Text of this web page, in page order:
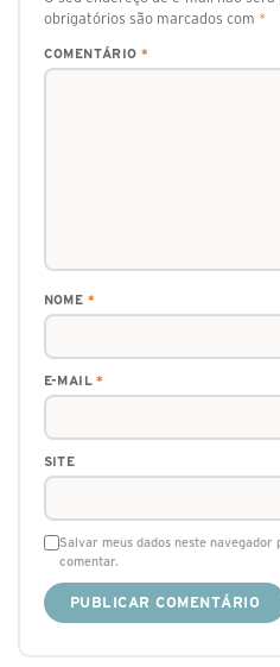
obrigatórios são marcados com *
COMENTÁRIO *
NOME *
E-MAIL*
SITE
Salvar meus dados neste navegador
comentar.